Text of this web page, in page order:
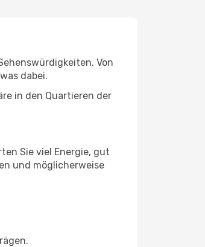
Von
dabei.
in den Quartieren der
Sie viel Energie, gut
und möglicherweise